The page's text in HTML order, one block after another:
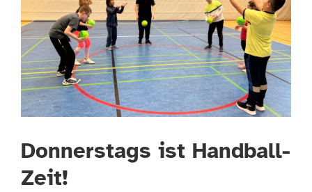
Donnerstags ist Handball-
Zeit!